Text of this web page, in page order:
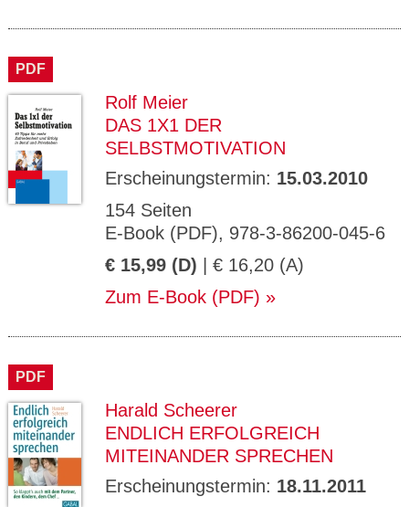
PDF
Rolf Meier
DAS 1X1 DER
SELBSTMOTIVATION
Erscheinungstermin: 15.03.2010
154 Seiten
E-Book (PDF), 978-3-86200-045-6
€ 15,99 (D) | € 16,20 (A)
Zum E-Book (PDF)
PDF
Harald Scheerer
ENDLICH ERFOLGREICH
MITEINANDER SPRECHEN
Erscheinungstermin: 18.11.2011